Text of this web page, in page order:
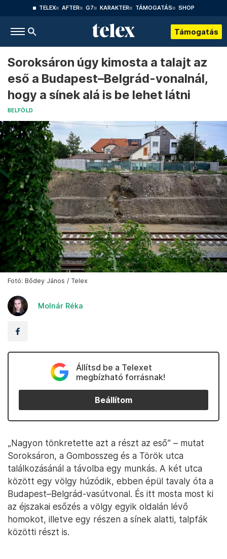
TELEX AFTER G7 KARAKTER TÁMOGATÁS SHOP
Támogatás
Soroksáron úgy kimosta a talajt az
eső a Budapest–Belgrád-vonalnál,
hogy a sínek alá is be lehet látni
BELFÖLD
Fotó: Bődey János / Telex
Molnár Réka
Állítsd be a Telexet
megbízható forrásnak!
Beállítom
„Nagyon tönkretette azt a részt az eső” – mutat
Soroksáron, a Gombosszeg és a Török utca
találkozásánál a távolba egy munkás. A két utca
között egy völgy húzódik, ebben épül tavaly óta a
Budapest–Belgrád-vasútvonal. És itt mosta most ki
az éjszakai esőzés a völgy egyik oldalán lévő
homokot, illetve egy részen a sínek alatti, talpfák
közötti részt is.